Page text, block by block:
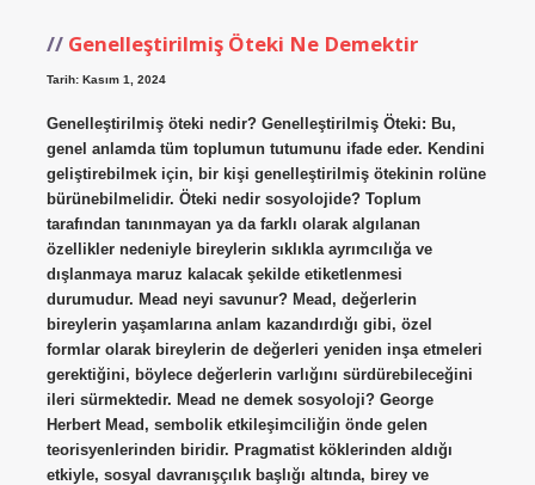
Genelleştirilmiş Öteki Ne Demektir
Tarih: Kasım 1, 2024
Genelleştirilmiş öteki nedir? Genelleştirilmiş Öteki: Bu,
genel anlamda tüm toplumun tutumunu ifade eder. Kendini
geliştirebilmek için, bir kişi genelleştirilmiş ötekinin rolüne
bürünebilmelidir. Öteki nedir sosyolojide? Toplum
tarafından tanınmayan ya da farklı olarak algılanan
özellikler nedeniyle bireylerin sıklıkla ayrımcılığa ve
dışlanmaya maruz kalacak şekilde etiketlenmesi
durumudur. Mead neyi savunur? Mead, değerlerin
bireylerin yaşamlarına anlam kazandırdığı gibi, özel
formlar olarak bireylerin de değerleri yeniden inşa etmeleri
gerektiğini, böylece değerlerin varlığını sürdürebileceğini
ileri sürmektedir. Mead ne demek sosyoloji? George
Herbert Mead, sembolik etkileşimciliğin önde gelen
teorisyenlerinden biridir. Pragmatist köklerinden aldığı
etkiyle, sosyal davranışçılık başlığı altında, birey ve